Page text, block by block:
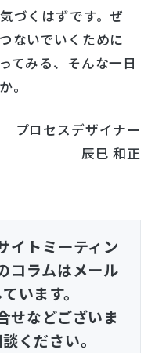
づくはずです。ぜ
ないでいくために
てみる、そんな一日
。
プロセスデザイナー
辰巳 和正
イトミーティン
コラムはメール
います。
せなどございま
ください。